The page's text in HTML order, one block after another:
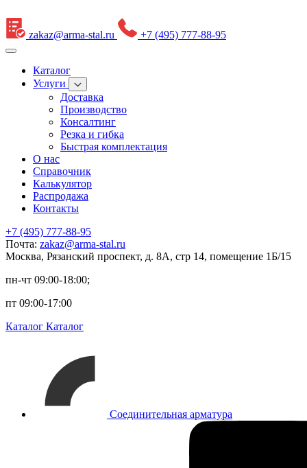
zakaz@arma-stal.ru +7 (495) 777-88-95
Каталог
Услуги
Доставка
Производство
Консалтинг
Резка и гибка
Быстрая комплектация
О нас
Справочник
Калькулятор
Распродажа
Контакты
+7 (495) 777-88-95
Почта: zakaz@arma-stal.ru
Москва, Рязанский проспект, д. 8А, стр 14, помещение 1Б/15
пн-чт 09:00-18:00;
пт 09:00-17:00
Каталог Каталог
Соединительная арматура